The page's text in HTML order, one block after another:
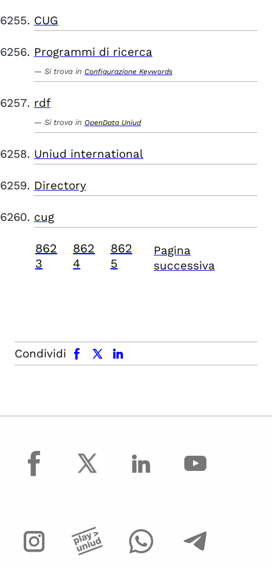
CUG
Programmi di ricerca
Si trova in Configurazione Keywords
rdf
Si trova in OpenData Uniud
Uniud international
Directory
cug
862
3
862
4
862
5
Pagina
successiva
Condividi
facebook x.com linkedin
facebook